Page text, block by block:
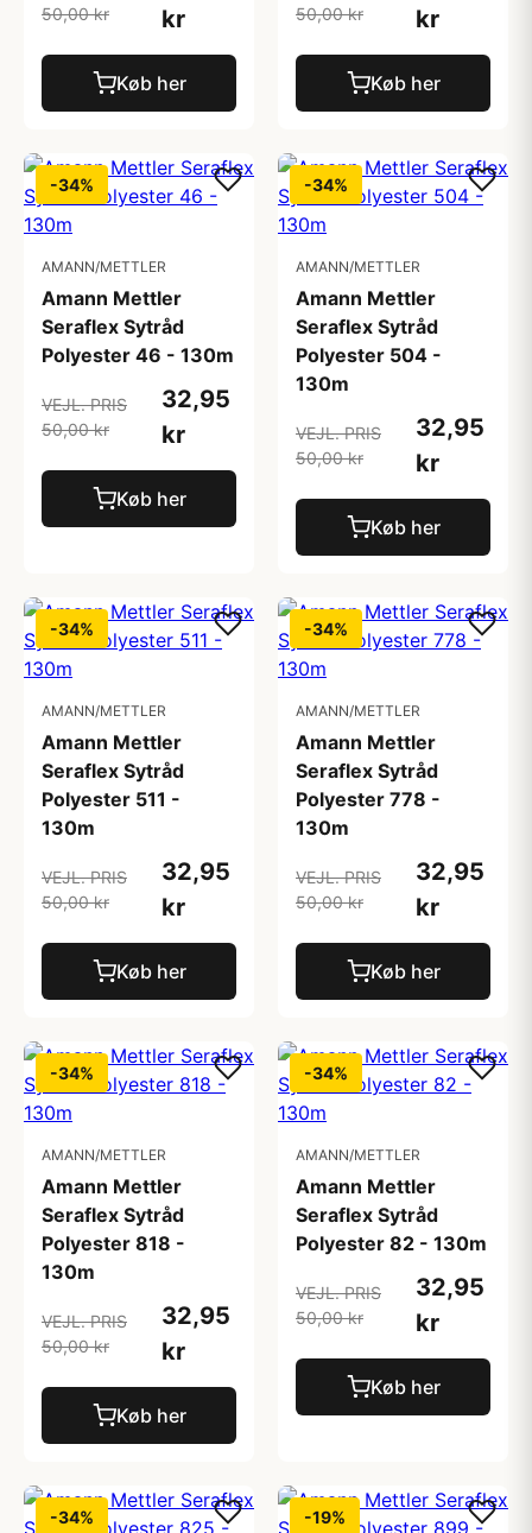
50,00 kr
kr
Køb her
50,00 kr
kr
Køb her
-34%
AMANN/METTLER
Amann Mettler
Seraflex Sytråd
Polyester 46 - 130m
VEJL. PRIS
50,00 kr
32,95
kr
Køb her
-34%
AMANN/METTLER
Amann Mettler
Seraflex Sytråd
Polyester 504 -
130m
VEJL. PRIS
50,00 kr
32,95
kr
Køb her
-34%
AMANN/METTLER
Amann Mettler
Seraflex Sytråd
Polyester 511 -
130m
VEJL. PRIS
50,00 kr
32,95
kr
Køb her
-34%
AMANN/METTLER
Amann Mettler
Seraflex Sytråd
Polyester 778 -
130m
VEJL. PRIS
50,00 kr
32,95
kr
Køb her
-34%
AMANN/METTLER
Amann Mettler
Seraflex Sytråd
Polyester 818 -
130m
VEJL. PRIS
50,00 kr
32,95
kr
Køb her
-34%
AMANN/METTLER
Amann Mettler
Seraflex Sytråd
Polyester 82 - 130m
VEJL. PRIS
50,00 kr
32,95
kr
Køb her
-34% -19%